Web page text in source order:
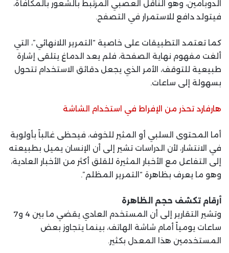
الدوبامين، وهو الناقل العصبي المرتبط بالشعور بالمكافأة،
فيتولد دافع للاستمرار في التصفح.
كما تعتمد التطبيقات على خاصية “التمرير اللانهائي”، التي
ألغت مفهوم نهاية الصفحة، فلم يعد الدماغ يتلقى إشارة
طبيعية للتوقف، الأمر الذي يجعل دقائق الاستخدام تتحول
بسهولة إلى ساعات.
هارفارد تحذر من الإفراط في استخدام الشاشة
أما المحتوى السلبي أو المثير للخوف، فيحظى غالباً بأولوية
في الانتشار، لأن الدراسات تشير إلى أن الإنسان يميل بطبيعته
إلى التفاعل مع الأخبار المثيرة للقلق أكثر من الأخبار العادية،
وهو ما يعرف بظاهرة “التمرير المظلم”.
أرقام تكشف حجم الظاهرة
وتشير التقارير إلى أن المستخدم العادي يقضي ما بين 4 و7
ساعات يومياً أمام شاشة الهاتف، بينما يتجاوز بعض
المستخدمين هذا المعدل بكثير.